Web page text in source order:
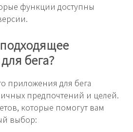
функции доступны
бега?
приложения для бега
предпочтений и целей.
которые помогут вам
выбор: